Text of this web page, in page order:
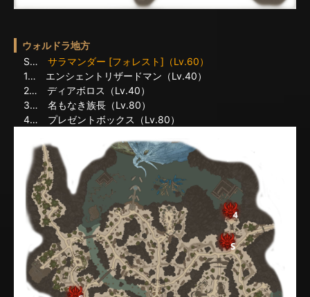
ウォルドラ地方
S… サラマンダー [フォレスト]（Lv.60）
1… エンシェントリザードマン（Lv.40）
2… ディアボロス（Lv.40）
3… 名もなき族長（Lv.80）
4… プレゼントボックス（Lv.80）